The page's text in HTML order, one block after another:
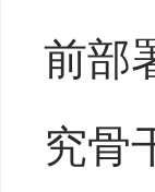
前部
究骨